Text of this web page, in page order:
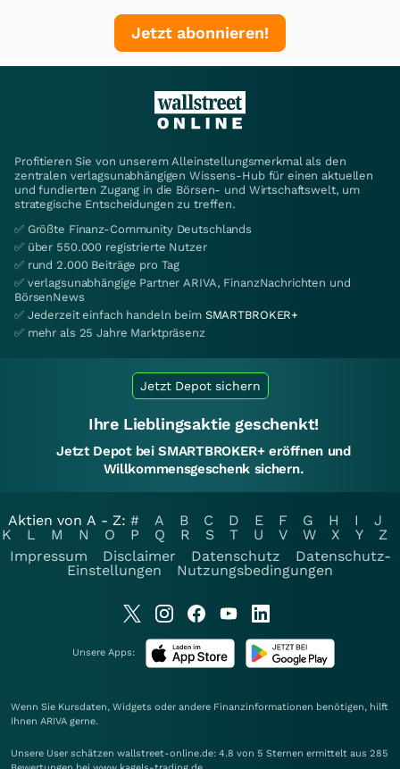
Jetzt abonnieren!
Profitieren Sie von unserem Alleinstellungsmerkmal als den
zentralen verlagsunabhängigen Wissens-Hub für einen aktuellen
und fundierten Zugang in die Börsen- und Wirtschaftswelt, um
strategische Entscheidungen zu treffen.
✅ Größte Finanz-Community Deutschlands
✅ über 550.000 registrierte Nutzer
✅ rund 2.000 Beiträge pro Tag
✅ verlagsunabhängige Partner ARIVA, FinanzNachrichten und
BörsenNews
✅ Jederzeit einfach handeln beim SMARTBROKER+
✅ mehr als 25 Jahre Marktpräsenz
Jetzt Depot sichern
Ihre Lieblingsaktie geschenkt!
Jetzt Depot bei SMARTBROKER+ eröffnen und
Willkommensgeschenk sichern.
Aktien von A - Z: # A B C D E F G H I
J
K
L M N O P Q R S T U V W X Y
Z
Impressum
Disclaimer Datenschutz
Datenschutz-
Einstellungen
Nutzungsbedingungen
Unsere Apps:
Wenn Sie Kursdaten, Widgets oder andere Finanzinformationen benötigen, hilft
Ihnen ARIVA gerne.
Unsere User schätzen wallstreet-online.de: 4.8 von 5 Sternen ermittelt aus 285